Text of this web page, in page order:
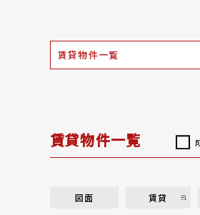
賃貸物件一覧
賃貸物件一覧
図面 賃貸